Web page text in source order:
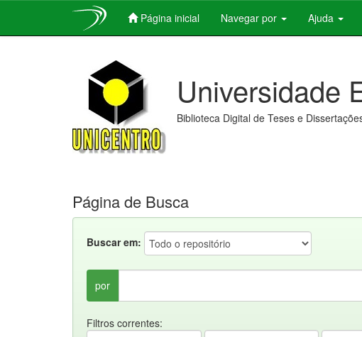
Página inicial Navegar por Ajuda
Universidade
Biblioteca Digital de Teses e
Página de Busca
Buscar em:
por
Filtros correntes: